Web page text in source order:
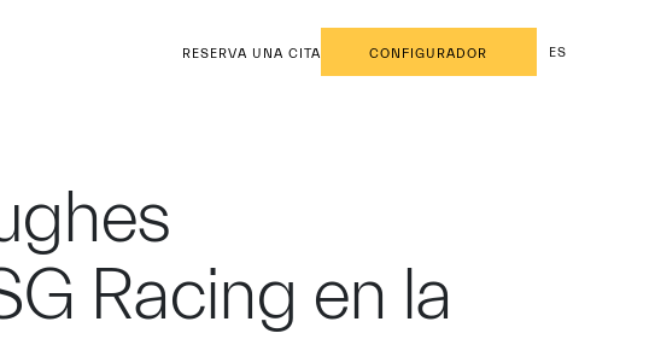
RESERVA UNA CITA CONFIGURADOR ES
Racing en la